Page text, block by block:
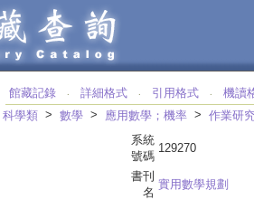
館藏記錄 ‧ 詳細格式 ‧ 引用格式 ‧
機讀
科學類 > 數學 > 應用數學；機率 > 作業研
系統
號碼
129270
書刊
名
實用數學規劃